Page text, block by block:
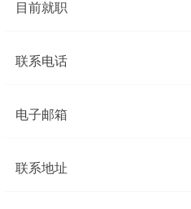
目前就职
联系电话
电子邮箱
联系地址